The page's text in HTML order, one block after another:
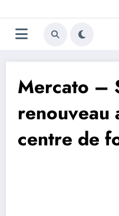
au
contenu
Mercato –
renouveau
centre de